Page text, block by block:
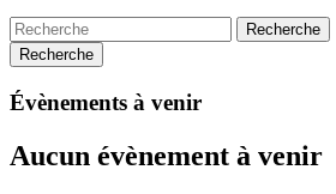
Recherche
Évènements à venir
Aucun évènement à venir